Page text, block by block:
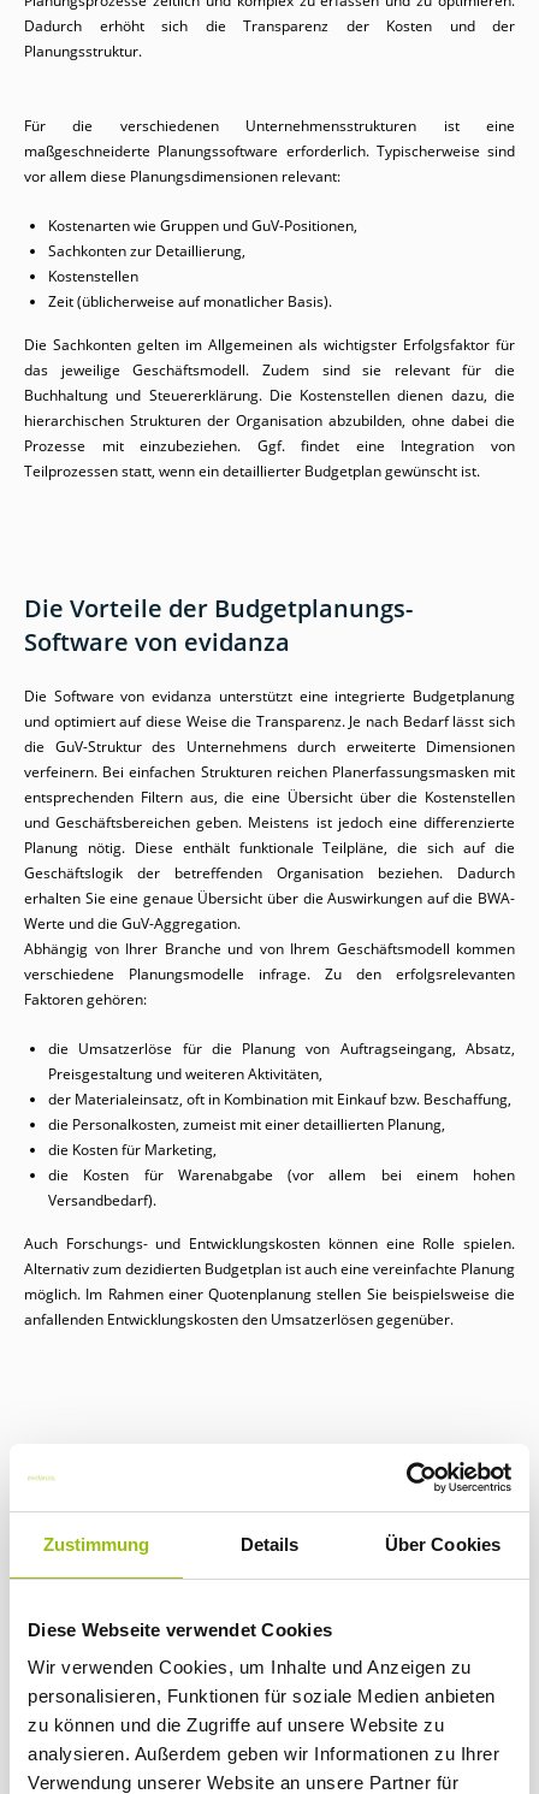
Zustimmung Details Über Cookies
Diese Webseite verwendet Cookies
Wir verwenden Cookies, um Inhalte und Anzeigen zu
personalisieren, Funktionen für soziale Medien anbieten
zu können und die Zugriffe auf unsere Website zu
analysieren. Außerdem geben wir Informationen zu Ihrer
Verwendung unserer Website an unsere Partner für
Dadurch erhöht sich die Transparenz der Kosten und der
Planungsstruktur.
Für die verschiedenen Unternehmensstrukturen ist eine
maßgeschneiderte Planungssoftware erforderlich. Typischerweise sind
vor allem diese Planungsdimensionen relevant:
Kostenarten wie Gruppen und GuV-Positionen,
Sachkonten zur Detaillierung,
Kostenstellen
Zeit (üblicherweise auf monatlicher Basis).
Die Sachkonten gelten im Allgemeinen als wichtigster Erfolgsfaktor für
das jeweilige Geschäftsmodell. Zudem sind sie relevant für die
Buchhaltung und Steuererklärung. Die Kostenstellen dienen dazu, die
hierarchischen Strukturen der Organisation abzubilden, ohne dabei die
Prozesse mit einzubeziehen. Ggf. findet eine Integration von
Teilprozessen statt, wenn ein detaillierter Budgetplan gewünscht ist.
Die Vorteile der Budgetplanungs-
Software von evidanza
Die Software von evidanza unterstützt eine integrierte Budgetplanung
und optimiert auf diese Weise die Transparenz. Je nach Bedarf lässt sich
die GuV-Struktur des Unternehmens durch erweiterte Dimensionen
verfeinern. Bei einfachen Strukturen reichen Planerfassungsmasken mit
entsprechenden Filtern aus, die eine Übersicht über die Kostenstellen
und Geschäftsbereichen geben. Meistens ist jedoch eine differenzierte
Planung nötig. Diese enthält funktionale Teilpläne, die sich auf die
Geschäftslogik der betreffenden Organisation beziehen. Dadurch
erhalten Sie eine genaue Übersicht über die Auswirkungen auf die BWA-
Werte und die GuV-Aggregation.
Abhängig von Ihrer Branche und von Ihrem Geschäftsmodell kommen
verschiedene Planungsmodelle infrage. Zu den erfolgsrelevanten
Faktoren gehören:
die Umsatzerlöse für die Planung von Auftragseingang, Absatz,
Preisgestaltung und weiteren Aktivitäten,
der Materialeinsatz, oft in Kombination mit Einkauf bzw. Beschaffung,
die Personalkosten, zumeist mit einer detaillierten Planung,
die Kosten für Marketing,
die Kosten für Warenabgabe (vor allem bei einem hohen
Versandbedarf).
Auch Forschungs- und Entwicklungskosten können eine Rolle spielen.
Alternativ zum dezidierten Budgetplan ist auch eine vereinfachte Planung
möglich. Im Rahmen einer Quotenplanung stellen Sie beispielsweise die
anfallenden Entwicklungskosten den Umsatzerlösen gegenüber.
Wie hilft Ihnen der Budgetplan weiter?
Wenn Sie Ihr Unternehmen erfolgreich in die Zukunft führen möchten,
brauchen Sie dafür ein bestimmtes Budget, das den realistischen
Bedingungen standhält. Mit einem detaillierten Budgetplan haben Sie
Finanzmittel hilft Ihnen dabei, im Bedarfsfall schnell zu handeln. So
lassen sich schwierige Herausforderungen besser meistern und Sie
können die gewünschten Gewinne erzielen.
Die strukturierte Budgetplanung von evidanza unterstützt Sie dabei und
fügt sich passgenau in die Prozesse und Aufwandsstrukturen Ihres
Unternehmens ein.